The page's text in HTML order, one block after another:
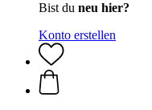
Bist du neu hier?
Konto erstellen